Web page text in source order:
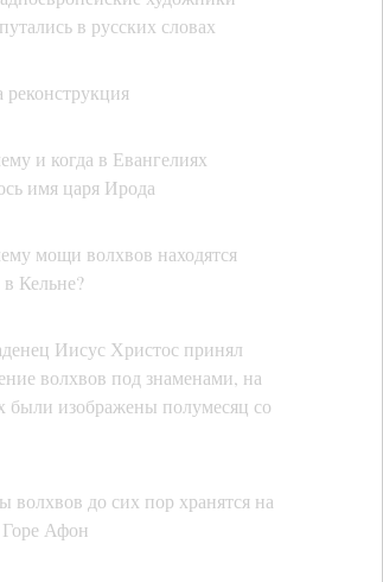
в русских словах
и когда в Евангелиях
имя царя Ирода
мощи волхвов находятся
Кельне?
Иисус Христос принял
волхвов под знаменами, на
были изображены полумесяц со
волхвов до сих пор хранятся на
Афон